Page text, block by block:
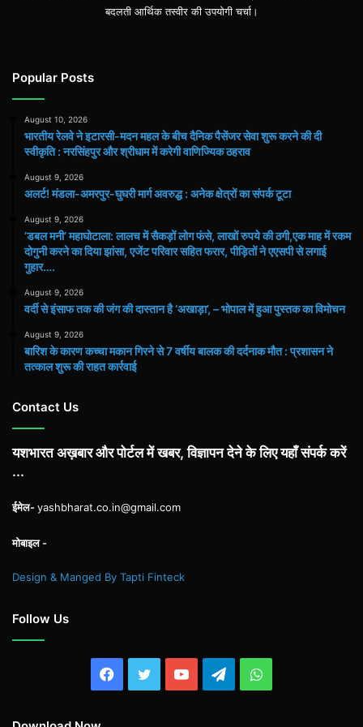
बदलती आर्थिक तस्वीर की उपयोगी चर्चा।
Popular Posts
August 10, 2026
भारतीय रेलवे ने इटारसी-मदन महल के बीच दैनिक पैसेंजर सेवा शुरू करने की दी
स्वीकृति : नरसिंहपुर और श्रीधाम में करेगी वाणिज्यिक ठहराव
August 9, 2026
अलर्ट! मंडला-अमरपुर-घुघरी मार्ग अवरुद्ध : अनेक क्षेत्रों का संपर्क टूटा
August 9, 2026
​’डबल मनी’ महाघोटाला: लालच में सैकड़ों लोग फंसे, लाखों रुपये की ठगी,एक माह में रकम
दोगुनी करने का दिया झांसा, एजेंट परिवार सहित फरार, पीड़ितों ने एएसपी से लगाई
गुहार….
August 9, 2026
वर्दी से इंसाफ तक की जंग की दास्तान है ‘अखाड़ा’, – भोपाल में हुआ पुस्तक का विमोचन
August 9, 2026
बारिश के कारण कच्चा मकान गिरने से 7 वर्षीय बालक की दर्दनाक मौत : प्रशासन ने
तत्काल शुरू की राहत कार्रवाई
Contact Us
यशभारत अख़बार और पोर्टल में खबर, विज्ञापन देने के लिए यहाँ संपर्क करें
...
ईमेल-yashbharat.co.in@gmail.com
मोबाइल -
Design & Manged By Tapti Finteck
Follow Us
Facebook
TwitterYouTubeTelegramWhatsApp